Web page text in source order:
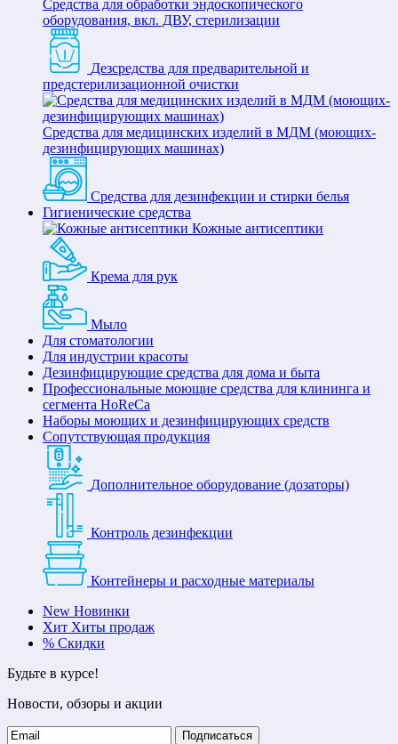
Средства для обработки эндоскопического
оборудования, вкл. ДВУ, стерилизации
Дезсредства для предварительной и
предстерилизационной очистки
Средства для медицинских изделий в МДМ (моющих-
дезинфицирующих машинах)
Средства для дезинфекции и стирки белья
Гигиенические средства
Кожные антисептики
Крема для рук
Мыло
Для стоматологии
Для индустрии красоты
Дезинфицирующие средства для дома и быта
Профессиональные моющие средства для клининга и
сегмента HoReCa
Наборы моющих и дезинфицирующих средств
Сопутствующая продукция
Дополнительное оборудование (дозаторы)
Контроль дезинфекции
Контейнеры и расходные материалы
New Новинки
Хит Хиты продаж
% Скидки
Будьте в курсе!
Новости, обзоры и акции
Подписаться